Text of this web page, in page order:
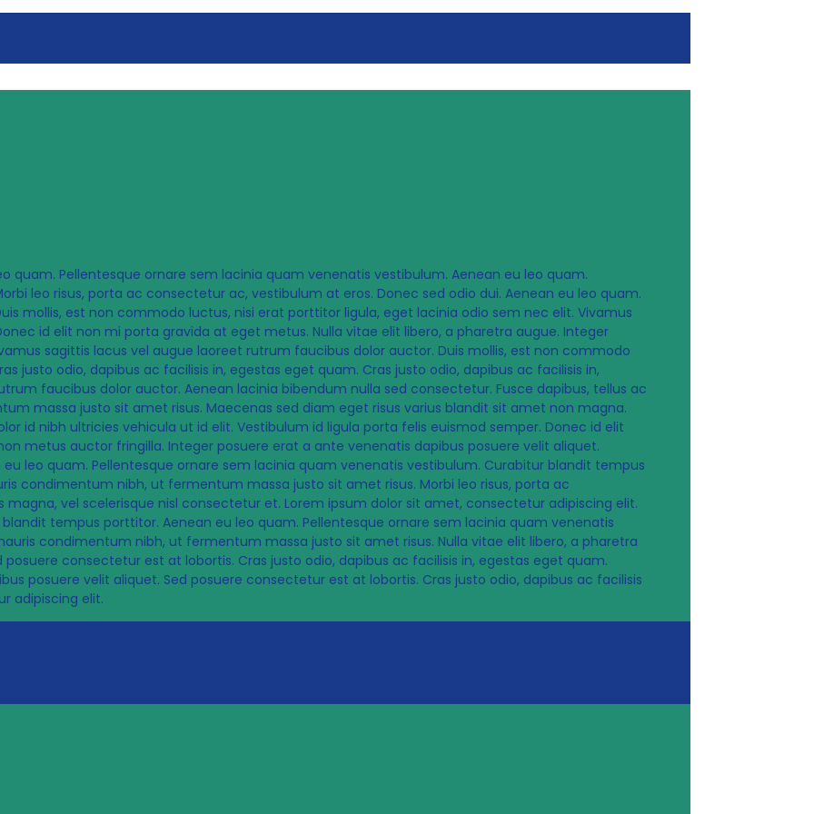
Pellentesque ornare sem lacinia quam venenatis vestibulum. Aenean eu leo quam.
leo risus, porta ac consectetur ac, vestibulum at eros. Donec sed odio dui. Aenean eu leo quam.
mollis, est non commodo luctus, nisi erat porttitor ligula, eget lacinia odio sem nec elit. Vivamus
id elit non mi porta gravida at eget metus. Nulla vitae elit libero, a pharetra augue. Integer
sagittis lacus vel augue laoreet rutrum faucibus dolor auctor. Duis mollis, est non commodo
justo odio, dapibus ac facilisis in, egestas eget quam. Cras justo odio, dapibus ac facilisis in,
faucibus dolor auctor. Aenean lacinia bibendum nulla sed consectetur. Fusce dapibus, tellus ac
massa justo sit amet risus. Maecenas sed diam eget risus varius blandit sit amet non magna.
id nibh ultricies vehicula ut id elit. Vestibulum id ligula porta felis euismod semper. Donec id elit
metus auctor fringilla. Integer posuere erat a ante venenatis dapibus posuere velit aliquet.
leo quam. Pellentesque ornare sem lacinia quam venenatis vestibulum. Curabitur blandit tempus
condimentum nibh, ut fermentum massa justo sit amet risus. Morbi leo risus, porta ac
vel scelerisque nisl consectetur et. Lorem ipsum dolor sit amet, consectetur adipiscing elit.
tempus porttitor. Aenean eu leo quam. Pellentesque ornare sem lacinia quam venenatis
condimentum nibh, ut fermentum massa justo sit amet risus. Nulla vitae elit libero, a pharetra
consectetur est at lobortis. Cras justo odio, dapibus ac facilisis in, egestas eget quam.
posuere velit aliquet. Sed posuere consectetur est at lobortis. Cras justo odio, dapibus ac facilisis
adipiscing elit.